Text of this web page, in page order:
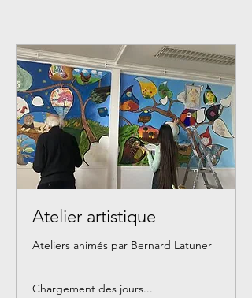
Atelier artistique
Ateliers animés par Bernard Latuner
Chargement des jours...